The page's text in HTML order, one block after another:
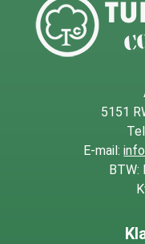
houtaantastende
aanzienlijk wordt
het belangrijk om de
en langdurig direct
5151
E-mail:
BTW: